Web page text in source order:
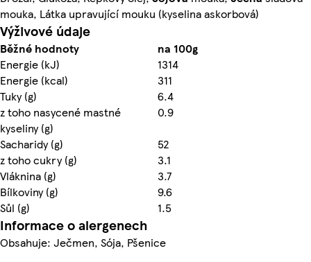
mouka, Látka upravující mouku (kyselina askorbová)
Výživové údaje
Běžné hodnoty
na 100g
Energie (kJ)
1314
Energie (kcal)
311
Tuky (g)
6.4
z toho nasycené mastné
kyseliny (g)
0.9
Sacharidy (g)
52
z toho cukry (g)
3.1
Vláknina (g)
3.7
Bílkoviny (g)
9.6
Sůl (g)
1.5
Informace o alergenech
Obsahuje: Ječmen, Sója, Pšenice